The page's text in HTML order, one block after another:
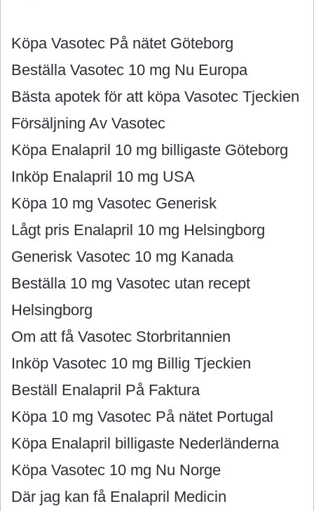
Köpa Vasotec På nätet Göteborg
Beställa Vasotec 10 mg Nu Europa
Bästa apotek för att köpa Vasotec Tjeckien
Försäljning Av Vasotec
Köpa Enalapril 10 mg billigaste Göteborg
Inköp Enalapril 10 mg USA
Köpa 10 mg Vasotec Generisk
Lågt pris Enalapril 10 mg Helsingborg
Generisk Vasotec 10 mg Kanada
Beställa 10 mg Vasotec utan recept
Helsingborg
Om att få Vasotec Storbritannien
Inköp Vasotec 10 mg Billig Tjeckien
Beställ Enalapril På Faktura
Köpa 10 mg Vasotec På nätet Portugal
Köpa Enalapril billigaste Nederländerna
Köpa Vasotec 10 mg Nu Norge
Där jag kan få Enalapril Medicin